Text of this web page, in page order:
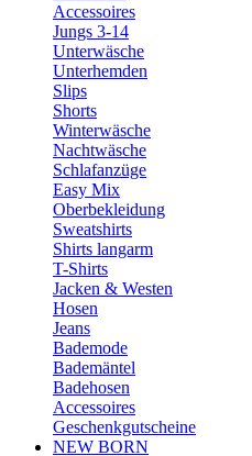
Accessoires
Jungs 3-14
Unterwäsche
Unterhemden
Slips
Shorts
Winterwäsche
Nachtwäsche
Schlafanzüge
Easy Mix
Oberbekleidung
Sweatshirts
Shirts langarm
T-Shirts
Jacken & Westen
Hosen
Jeans
Bademode
Bademäntel
Badehosen
Accessoires
Geschenkgutscheine
NEW BORN